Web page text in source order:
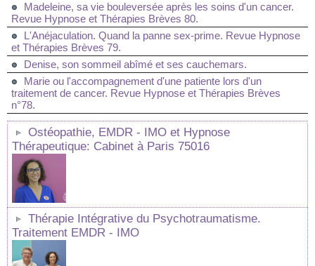
Madeleine, sa vie bouleversée après les soins d'un cancer.
Revue Hypnose et Thérapies Brèves 80.
L'Anéjaculation. Quand la panne sex-prime. Revue Hypnose
et Thérapies Brèves 79.
Denise, son sommeil abîmé et ses cauchemars.
Marie ou l'accompagnement d'une patiente lors d'un
traitement de cancer. Revue Hypnose et Thérapies Brèves
n°78.
Ostéopathie, EMDR - IMO et Hypnose
Thérapeutique: Cabinet à Paris 75016
Thérapie Intégrative du Psychotraumatisme.
Traitement EMDR - IMO